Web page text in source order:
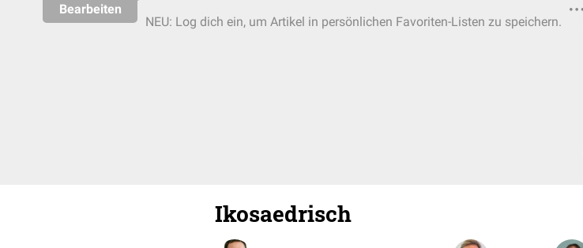
Bearbeiten
NEU: Log dich ein, um Artikel in persönlichen Favoriten-Listen zu speichern.
Ikosaedrisch